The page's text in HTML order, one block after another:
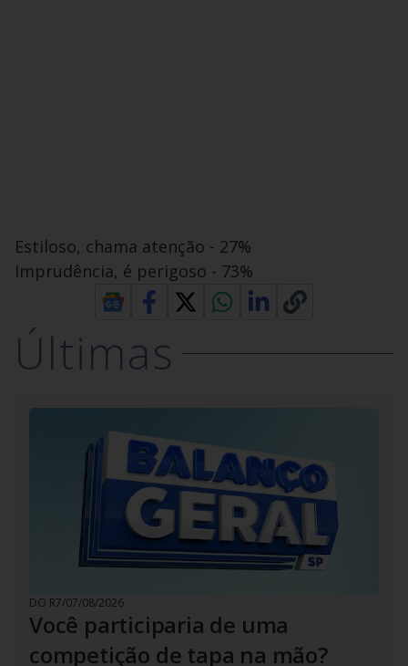
Estiloso, chama atenção - 27%
Imprudência, é perigoso - 73%
Últimas
DO R7/07/08/2026
Você participaria de uma
competição de tapa na mão?